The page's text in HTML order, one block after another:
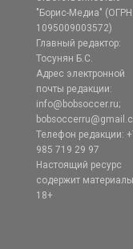
"Борис-Медиа" (ОГРН
1095009003572)
Главный редактор:
Тосунян Б.С.
Адрес электронной
почты редакции:
info@bobsoccer.ru;
Телефон редакции:
985 719 29 97
Настоящий ресурс
содержит
18+